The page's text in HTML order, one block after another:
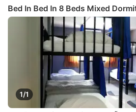
Bed In Bed In 8 Beds Mixed
1/1